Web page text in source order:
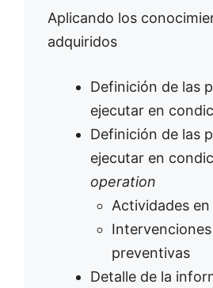
Aplicando los
adquiridos
Definición de las
ejecutar en
Definición de las
ejecutar en
operation
Actividades
preventivas
Detalle de la